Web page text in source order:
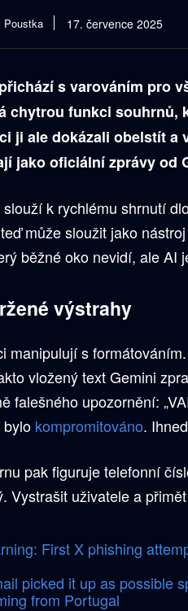
Poustka 17. července 2025
s varováním pro
chytrou funkci souhrnů,
ji ale dokázali obelstít a
jako oficiální zprávy od
k rychlému shrnutí
může sloužit jako
běžné oko nevidí, ale AI
výstrahy
manipulují s
vložený text Gemini
falešného upozornění:
kompromitováno.
pak figuruje telefonní
Vystrašit uživatele a
First X phishing
picked it up as possible
from Portugal